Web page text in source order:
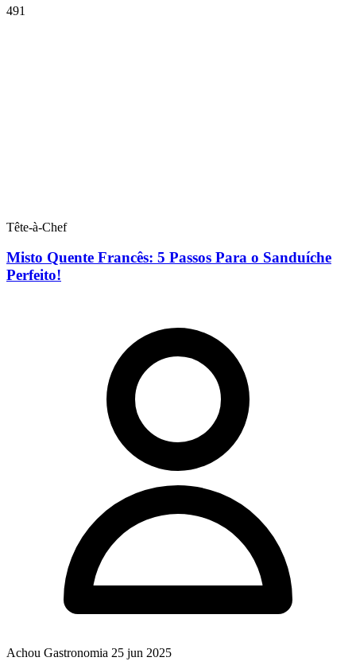
491
Tête-à-Chef
Misto Quente Francês: 5 Passos Para o Sanduíche
Perfeito!
Achou Gastronomia 25 jun 2025